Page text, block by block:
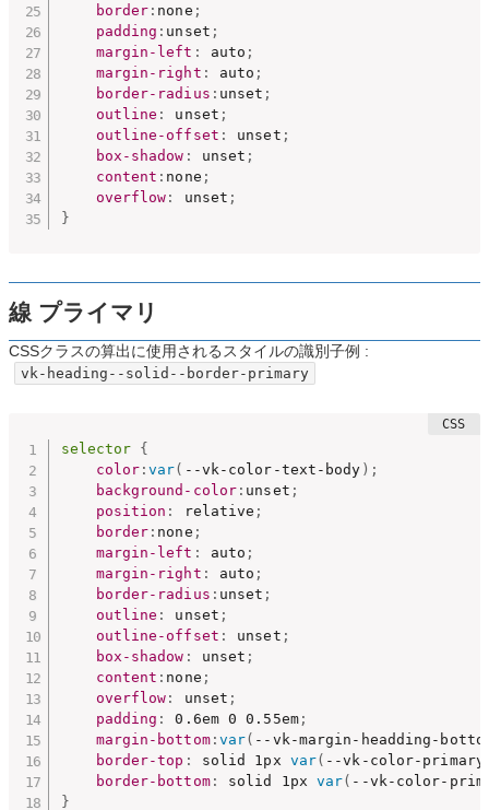
border : none ;
padding : unset ;
margin-left : auto ;
margin-right : auto ;
border-radius : unset ;
outline : unset ;
outline-offset : unset ;
box-shadow : unset ;
content : none ;
overflow : unset ;
}
線 プライマリ
CSSクラスの算出に使用されるスタイルの識別子例 :
vk-heading--solid--border-primary
selector {
color :var( --vk-color-text-body ) ;
background-color : unset ;
position : relative ;
border : none ;
margin-left : auto ;
margin-right : auto ;
border-radius : unset ;
outline : unset ;
outline-offset : unset ;
box-shadow : unset ;
content : none ;
overflow : unset ;
padding : 0.6em 0 0.55em;
margin-bottom: var( --vk-margin-headding-
border-top : solid 1px var( --vk-color-primary
border-bottom: solid 1px var( --vk-color-
}